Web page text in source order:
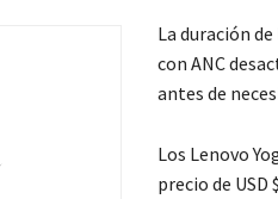
La duración
con ANC
antes de
Los Lenovo
precio de